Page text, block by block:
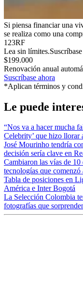
Si piensa financiar una
se realiza como una
123RF
Lea sin límites.
$199.000
Renovación anual
Suscríbase ahora
*Aplican términos y
Le puede
“Nos va a hacer mucha
Celebrity’ que hizo llorar
José Mourinho tendría
decisión sería clave en
Cambiaron las vías de 10
tecnologías que
Tabla de posiciones en
América e Inter Bogotá
La Selección Colombia
fotografías que